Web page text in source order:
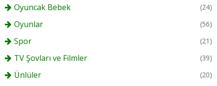
Oyuncak Bebek (24)
Oyunlar (56)
Spor (21)
TV Şovları ve Filmler (39)
Ünlüler (20)